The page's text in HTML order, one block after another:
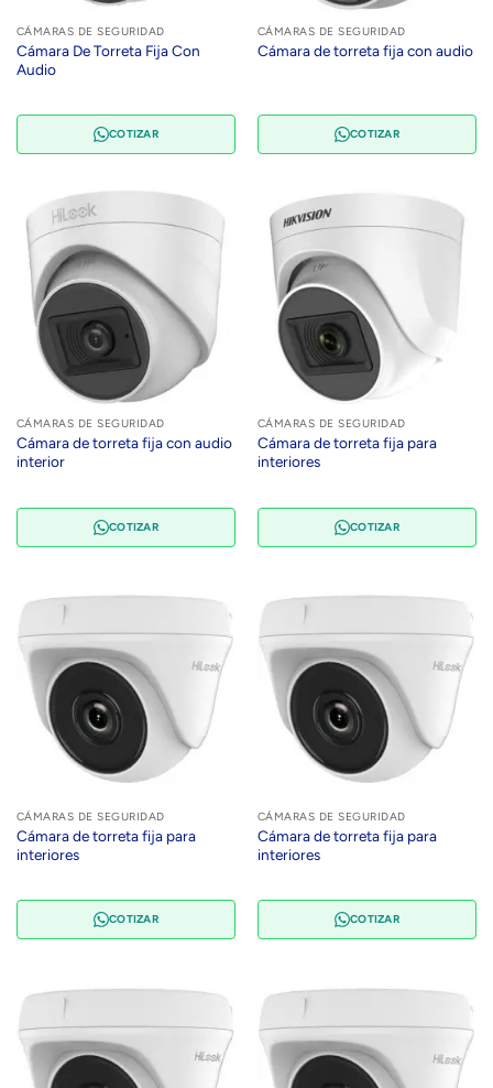
CÁMARAS DE SEGURIDAD
Cámara De Torreta Fija Con
Audio
COTIZAR
CÁMARAS DE SEGURIDAD
Cámara de torreta fija con audio
COTIZAR
CÁMARAS DE SEGURIDAD
Cámara de torreta fija con audio
interior
COTIZAR
CÁMARAS DE SEGURIDAD
Cámara de torreta fija para
interiores
COTIZAR
CÁMARAS DE SEGURIDAD
Cámara de torreta fija para
interiores
COTIZAR
CÁMARAS DE SEGURIDAD
Cámara de torreta fija para
interiores
COTIZAR